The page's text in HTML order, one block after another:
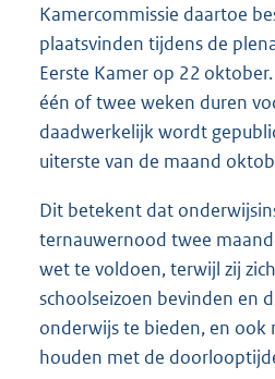
Kamercommissie daartoe
plaatsvinden tijdens de
Eerste Kamer op 22
één of twee weken duren
daadwerkelijk wordt
uiterste van de maand
Dit betekent dat
ternauwernood twee
wet te voldoen, terwijl zij
schoolseizoen bevinden en
onderwijs te bieden, en ook
houden met de